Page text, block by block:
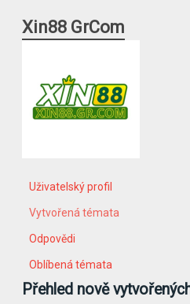
Xin88 GrCom
Uživatelský profil
Vytvořená témata
Odpovědi
Oblíbená témata
Přehled nově